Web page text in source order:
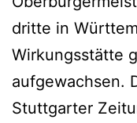
dritte in
Wirkungsstätte
aufgewachsen.
Stuttgarter